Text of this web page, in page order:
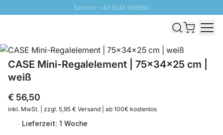
Service: +49 6245 945960
Schnelle Lieferung - Gratis Versand ab 100€
SUNNY SALE: Bis zu 20% Rabatt
CASE Mini-Regalelement | 75x34x25 cm |
weiß
€ 56,50
inkl. MwSt. | zzgl. 5,95 € Versand | ab 100€ kostenlos
Lieferzeit: 1 Woche